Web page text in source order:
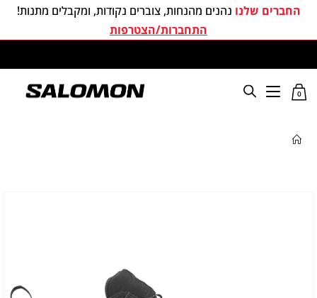
החברים שלנו נהנים מהנחות, צוברים נקודות, ומקבלים מתנות!
התחברות/הצטרפות
0